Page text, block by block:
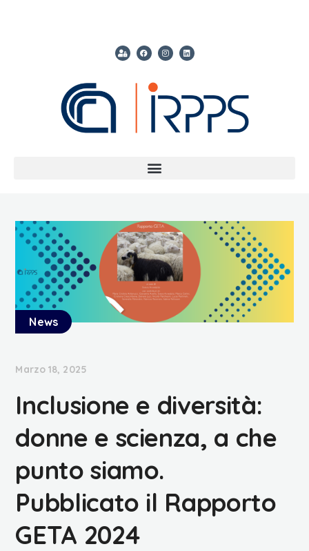
News
Marzo 18, 2025
Inclusione e diversità:
donne e scienza, a che
punto siamo.
Pubblicato il Rapporto
GETA 2024